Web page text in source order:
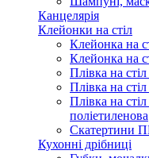
Канцелярія
Клейонки на стіл
Клейонка на
Клейонка на
Плівка на
Плівка на
Плівка на
поліетиленова
Скатертини
Кухонні дрібниці